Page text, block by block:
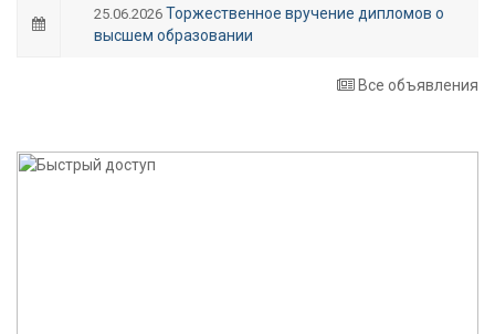
25.06.2026 Торжественное вручение дипломов о
высшем образовании
Все объявления